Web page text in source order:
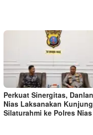
Perkuat Sinergitas,
Nias Laksanakan
Silaturahmi ke Polres Nias